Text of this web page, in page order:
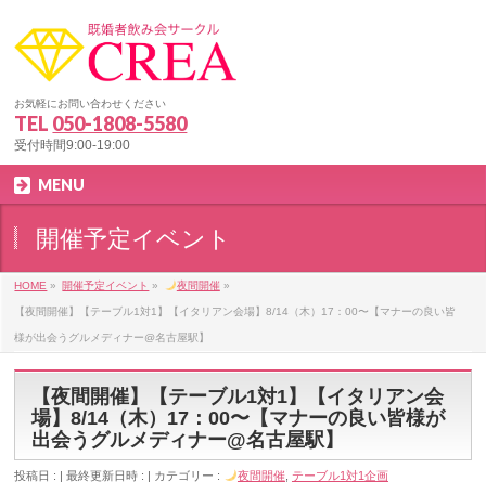
お気軽にお問い合わせください
TEL 050-1808-5580
受付時間9:00-19:00
MENU
開催予定イベント
HOME » 開催予定イベント » 夜間開催 »
【夜間開催】【テーブル1対1】【イタリアン会場】8/14（木）17：00〜【マナーの良い皆
様が出会うグルメディナー@名古屋駅】
【夜間開催】【テーブル1対1】【イタリアン会
場】8/14（木）17：00〜【マナーの良い皆様が
出会うグルメディナー@名古屋駅】
投稿日 : 最終更新日時 : カテゴリー : 夜間開催, テーブル1対1企画